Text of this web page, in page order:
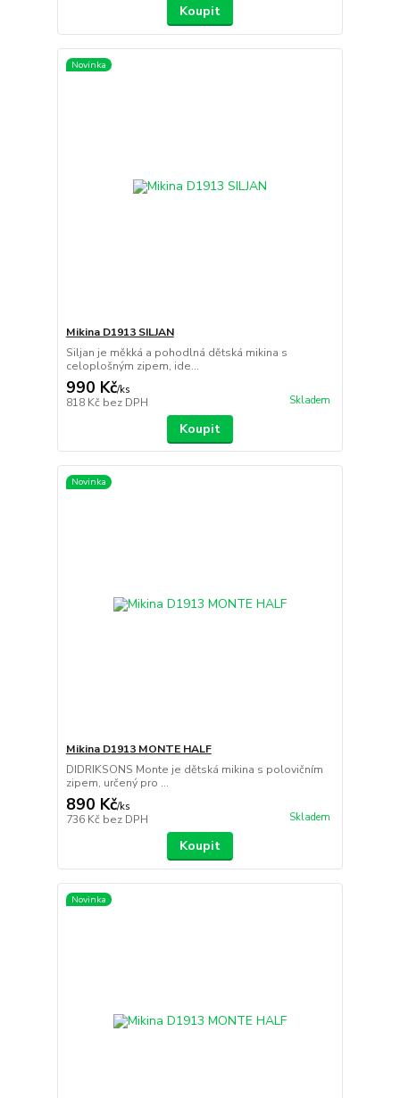
Koupit
Novinka
Mikina D1913 SILJAN
Siljan je měkká a pohodlná dětská mikina s
celoplošným zipem, ide...
990 Kč/ks
818 Kč bez DPH Skladem
Koupit
Novinka
Mikina D1913 MONTE HALF
DIDRIKSONS Monte je dětská mikina s polovičním
zipem, určený pro ...
890 Kč/ks
736 Kč bez DPH Skladem
Koupit
Novinka